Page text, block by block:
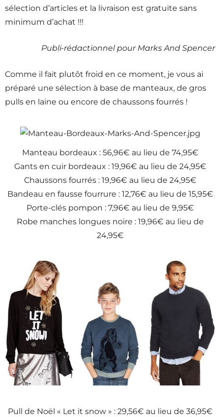
sélection d’articles et la livraison est gratuite sans
minimum d’achat !!!
Publi-rédactionnel pour Marks And Spencer
Comme il fait plutôt froid en ce moment, je vous ai
préparé une sélection à base de manteaux, de gros
pulls en laine ou encore de chaussons fourrés !
Manteau bordeaux : 56,96€ au lieu de 74,95€
Gants en cuir bordeaux : 19,96€ au lieu de 24,95€
Chaussons fourrés : 19,96€ au lieu de 24,95€
Bandeau en fausse fourrure : 12,76€ au lieu de 15,95€
Porte-clés pompon : 7,96€ au lieu de 9,95€
Robe manches longues noire : 19,96€ au lieu de
24,95€
Pull de Noël « Let it snow » : 29,56€ au lieu de 36,95€